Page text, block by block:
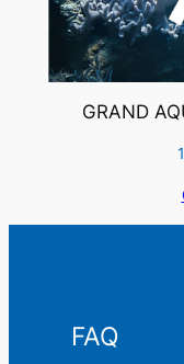
GRAND
FAQ